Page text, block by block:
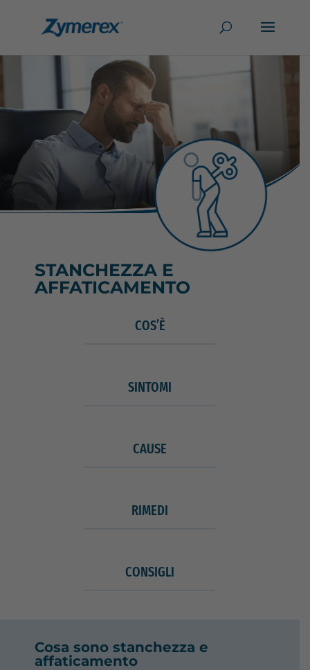
STANCHEZZA E
AFFATICAMENTO
COS’È
SINTOMI
CAUSE
RIMEDI
CONSIGLI
Cosa sono stanchezza e
affaticamento